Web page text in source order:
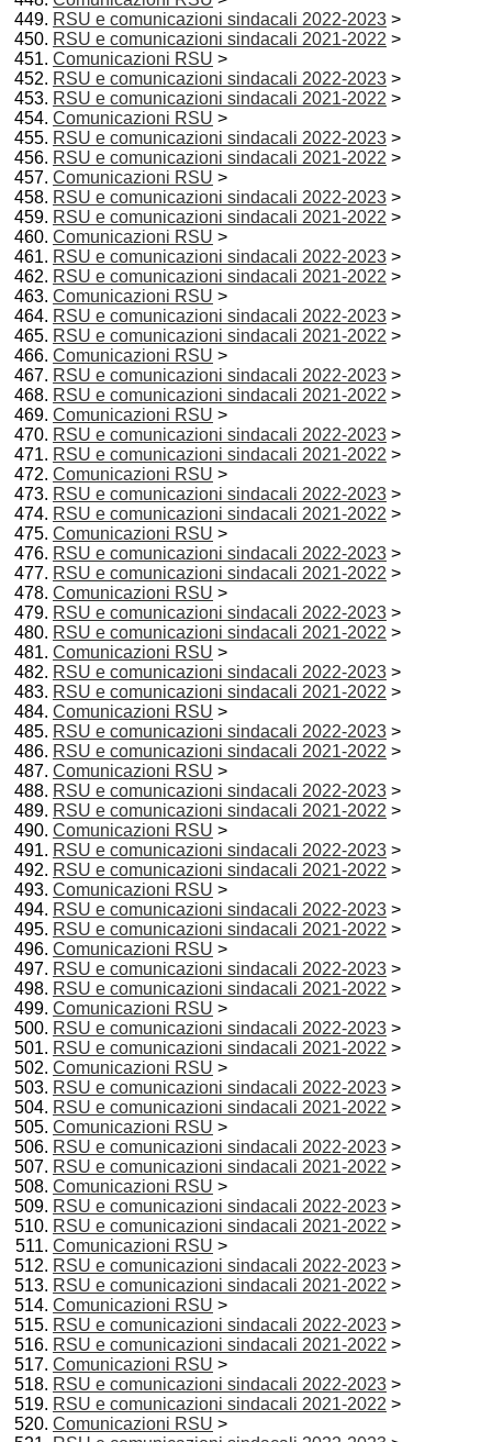
RSU e comunicazioni sindacali 2022-2023 >
RSU e comunicazioni sindacali 2021-2022 >
Comunicazioni RSU >
RSU e comunicazioni sindacali 2022-2023 >
RSU e comunicazioni sindacali 2021-2022 >
Comunicazioni RSU >
RSU e comunicazioni sindacali 2022-2023 >
RSU e comunicazioni sindacali 2021-2022 >
Comunicazioni RSU >
RSU e comunicazioni sindacali 2022-2023 >
RSU e comunicazioni sindacali 2021-2022 >
Comunicazioni RSU >
RSU e comunicazioni sindacali 2022-2023 >
RSU e comunicazioni sindacali 2021-2022 >
Comunicazioni RSU >
RSU e comunicazioni sindacali 2022-2023 >
RSU e comunicazioni sindacali 2021-2022 >
Comunicazioni RSU >
RSU e comunicazioni sindacali 2022-2023 >
RSU e comunicazioni sindacali 2021-2022 >
Comunicazioni RSU >
RSU e comunicazioni sindacali 2022-2023 >
RSU e comunicazioni sindacali 2021-2022 >
Comunicazioni RSU >
RSU e comunicazioni sindacali 2022-2023 >
RSU e comunicazioni sindacali 2021-2022 >
Comunicazioni RSU >
RSU e comunicazioni sindacali 2022-2023 >
RSU e comunicazioni sindacali 2021-2022 >
Comunicazioni RSU >
RSU e comunicazioni sindacali 2022-2023 >
RSU e comunicazioni sindacali 2021-2022 >
Comunicazioni RSU >
RSU e comunicazioni sindacali 2022-2023 >
RSU e comunicazioni sindacali 2021-2022 >
Comunicazioni RSU >
RSU e comunicazioni sindacali 2022-2023 >
RSU e comunicazioni sindacali 2021-2022 >
Comunicazioni RSU >
RSU e comunicazioni sindacali 2022-2023 >
RSU e comunicazioni sindacali 2021-2022 >
Comunicazioni RSU >
RSU e comunicazioni sindacali 2022-2023 >
RSU e comunicazioni sindacali 2021-2022 >
Comunicazioni RSU >
RSU e comunicazioni sindacali 2022-2023 >
RSU e comunicazioni sindacali 2021-2022 >
Comunicazioni RSU >
RSU e comunicazioni sindacali 2022-2023 >
RSU e comunicazioni sindacali 2021-2022 >
Comunicazioni RSU >
RSU e comunicazioni sindacali 2022-2023 >
RSU e comunicazioni sindacali 2021-2022 >
Comunicazioni RSU >
RSU e comunicazioni sindacali 2022-2023 >
RSU e comunicazioni sindacali 2021-2022 >
Comunicazioni RSU >
RSU e comunicazioni sindacali 2022-2023 >
RSU e comunicazioni sindacali 2021-2022 >
Comunicazioni RSU >
RSU e comunicazioni sindacali 2022-2023 >
RSU e comunicazioni sindacali 2021-2022 >
Comunicazioni RSU >
RSU e comunicazioni sindacali 2022-2023 >
RSU e comunicazioni sindacali 2021-2022 >
Comunicazioni RSU >
RSU e comunicazioni sindacali 2022-2023 >
RSU e comunicazioni sindacali 2021-2022 >
Comunicazioni RSU >
RSU e comunicazioni sindacali 2022-2023 >
RSU e comunicazioni sindacali 2021-2022 >
Comunicazioni RSU >